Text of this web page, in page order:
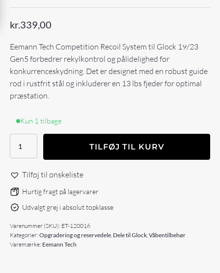
kr.339,00
Eemann Tech Competition Recoil System til Glock 19/23
Gen5 forbedrer rekylkontrol og pålidelighed for
konkurrenceskydning. Det er designet med en robust guide
rod i rustfrit stål og inkluderer en 13 lbs fjeder for optimal
præstation.
Kun 1 tilbage
Eemann
Recoil
System
for
GLOCK
19-
GEN5
antal
TILFØJ TIL KURV
Tilføj til ønskeliste
Hurtig fragt på lagervarer
Udvalgt grej i absolut topklasse
Varenummer (SKU): ET-120016
Kategorier: Opgradering og reservedele, Dele til Glock,Våbentilbehør
Varemærke: Eemann Tech